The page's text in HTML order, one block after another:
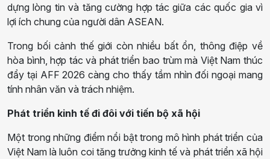
dựng lòng tin và tăng cường hợp tác giữa các quốc gia vì
lợi ích chung của người dân ASEAN.
Trong bối cảnh thế giới còn nhiều bất ổn, thông điệp về
hòa bình, hợp tác và phát triển bao trùm mà Việt Nam thúc
đẩy tại AFF 2026 càng cho thấy tầm nhìn đối ngoại mang
tính nhân văn và trách nhiệm.
Phát triển kinh tế đi đôi với tiến bộ xã hội
Một trong những điểm nổi bật trong mô hình phát triển của
Việt Nam là luôn coi tăng trưởng kinh tế và phát triển xã hội